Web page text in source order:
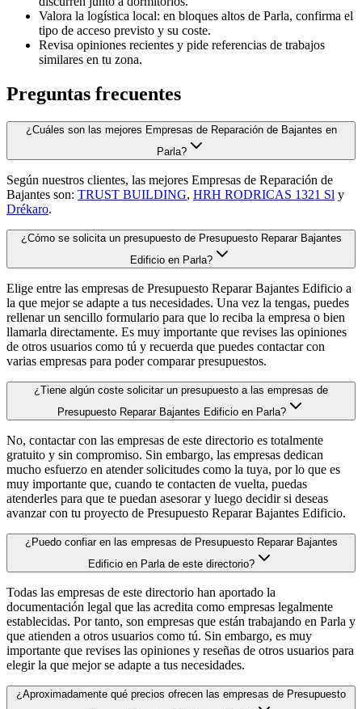
Valora la logística local: en bloques altos de Parla, confirma el
tipo de acceso previsto y su coste.
Revisa opiniones recientes y pide referencias de trabajos
similares en tu zona.
Preguntas frecuentes
¿Cuáles son las mejores Empresas de Reparación de Bajantes en
Parla?
Según nuestros clientes, las mejores Empresas de Reparación de
Bajantes son: TRUST BUILDING, HRH RODRICAS 1321 Sl y
Drékaro.
¿Cómo se solicita un presupuesto de Presupuesto Reparar Bajantes
Edificio en Parla?
Elige entre las empresas de Presupuesto Reparar Bajantes Edificio a
la que mejor se adapte a tus necesidades. Una vez la tengas, puedes
rellenar un sencillo formulario para que lo reciba la empresa o bien
llamarla directamente. Es muy importante que revises las opiniones
de otros usuarios como tú y recuerda que puedes contactar con
varias empresas para poder comparar presupuestos.
¿Tiene algún coste solicitar un presupuesto a las empresas de
Presupuesto Reparar Bajantes Edificio en Parla?
No, contactar con las empresas de este directorio es totalmente
gratuito y sin compromiso. Sin embargo, las empresas dedican
mucho esfuerzo en atender solicitudes como la tuya, por lo que es
muy importante que, cuando te contacten de vuelta, puedas
atenderles para que te puedan asesorar y luego decidir si deseas
avanzar con tu proyecto de Presupuesto Reparar Bajantes Edificio.
¿Puedo confiar en las empresas de Presupuesto Reparar Bajantes
Edificio en Parla de este directorio?
Todas las empresas de este directorio han aportado la
documentación legal que las acredita como empresas legalmente
establecidas. Por tanto, son empresas que están trabajando en Parla y
que atienden a otros usuarios como tú. Sin embargo, es muy
importante que revises las opiniones y reseñas de otros usuarios para
elegir la que mejor se adapte a tus necesidades.
¿Aproximadamente qué precios ofrecen las empresas de Presupuesto